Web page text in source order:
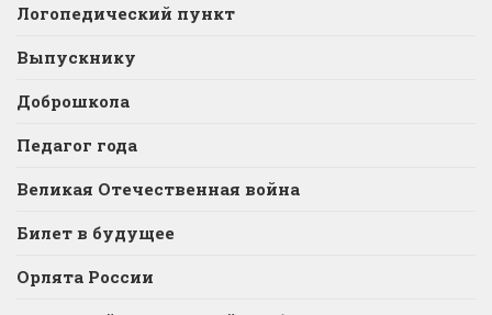
Логопедический пункт
Выпускнику
Доброшкола
Педагог года
Великая Отечественная война
Билет в будущее
Орлята России